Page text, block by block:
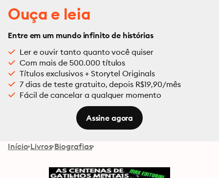
Ouça e leia
Entre em um mundo infinito de histórias
Ler e ouvir tanto quanto você quiser
Com mais de 500.000 títulos
Títulos exclusivos + Storytel Originals
7 dias de teste gratuito, depois R$19,90/mês
Fácil de cancelar a qualquer momento
Assine agora
Início Livros Biografias